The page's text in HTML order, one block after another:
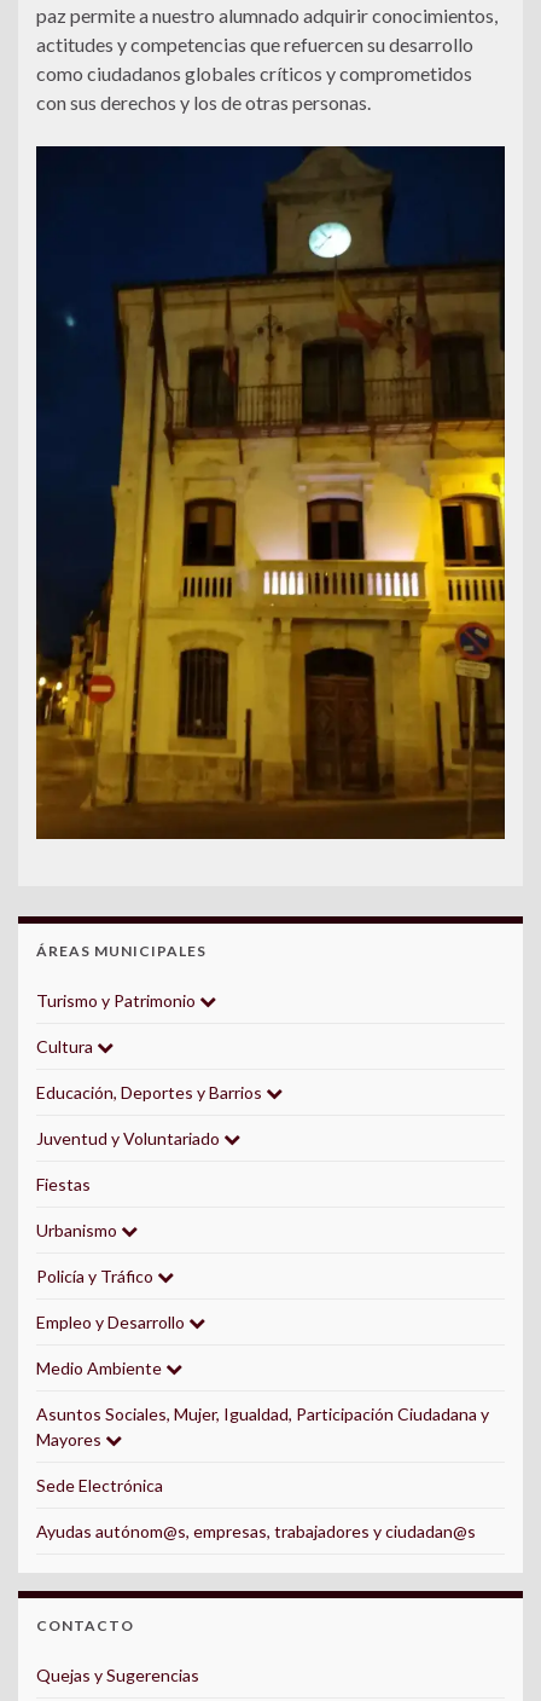
paz permite a nuestro alumnado adquirir conocimientos,
actitudes y competencias que refuercen su desarrollo
como ciudadanos globales críticos y comprometidos
con sus derechos y los de otras personas.
ÁREAS MUNICIPALES
Turismo y Patrimonio
Cultura
Educación, Deportes y Barrios
Juventud y Voluntariado
Fiestas
Urbanismo
Policía y Tráfico
Empleo y Desarrollo
Medio Ambiente
Asuntos Sociales, Mujer, Igualdad, Participación Ciudadana y
Mayores
Sede Electrónica
Ayudas autónom@s, empresas, trabajadores y ciudadan@s
CONTACTO
Quejas y Sugerencias